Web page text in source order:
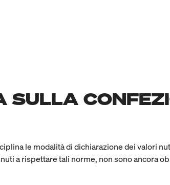
SULLA
le modalità di dichiarazione dei valori
a rispettare tali norme, non sono ancora